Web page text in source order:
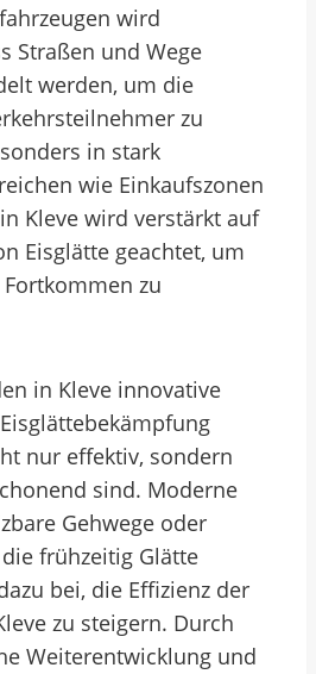
wird
Straßen und Wege
werden, um die
zu
in stark
wie Einkaufszonen
Kleve wird verstärkt auf
Eisglätte geachtet, um
zu
in Kleve innovative
nur effektiv, sondern
sind. Moderne
Gehwege oder
frühzeitig Glätte
bei, die Effizienz der
zu steigern. Durch
Weiterentwicklung und